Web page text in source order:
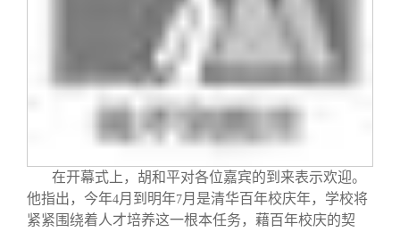
校友文苑
三创大赛
会长致辞
制度法规
在开幕式上，胡和平对各位嘉宾的到来表示欢迎。
他指出，今年4月到明年7月是清华百年校庆年，学校将
紧紧围绕着人才培养这一根本任务，藉百年校庆的契